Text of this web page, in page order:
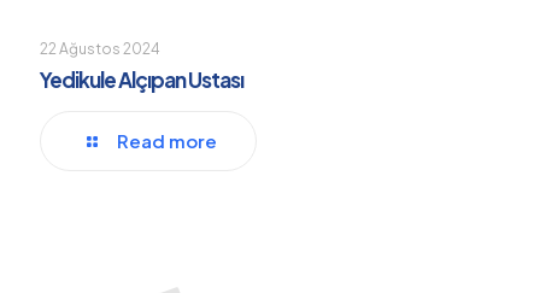
22 Ağustos 2024
Yedikule Alçıpan Ustası
Read more